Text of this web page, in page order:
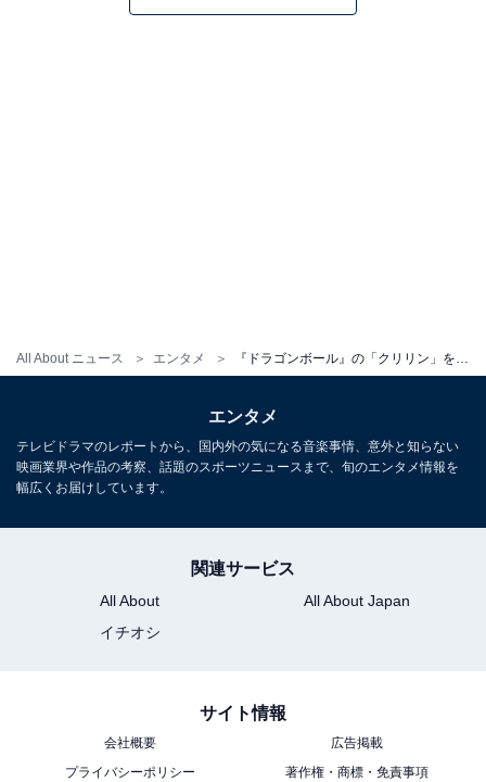
All About ニュース エンタメ
A post shared by 濱田岳 (@gaku_hamada_official)
小回りがききそうなところがイメージと合います（56歳
思います。表に出過ぎず、存在感もある役にピッタリだ
から（42歳女性）」などのコメントが寄せられました。
※回答者のコメントは原文ママです
『ドラゴンボール』の「孫悟空」を演じてほしい俳優ラ
エンタメ
テレビドラマのレポートから、国内外の気になる音楽事情、意外と知らない
映画業界や作品の考察、話題のスポーツニュースまで、旬のエンタメ情報を
幅広くお届けしています。
関連サービス
All About
All About Japan
イチオシ
サイト情報
会社概要
広告掲載
プライバシーポリシー
著作権・商標・免責事項